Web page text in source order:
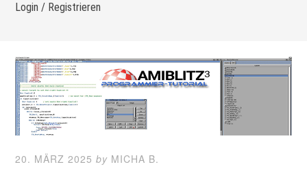
Login / Registrieren
20. MÄRZ 2025 by MICHA B.